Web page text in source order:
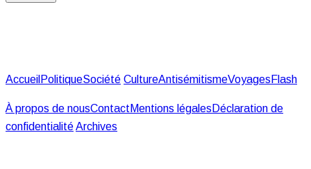
Accueil PolitiqueSociété CultureAntisémitismeVoyages Flash
À propos de nousContact Mentions légales Déclaration de
confidentialitéArchives